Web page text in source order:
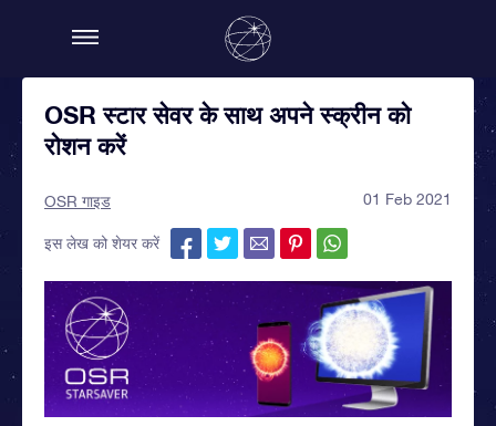
OSR स्टार सेवर के साथ अपने स्क्रीन को
रोशन करें
OSR गाइड 01 Feb 2021
इस लेख को शेयर करें